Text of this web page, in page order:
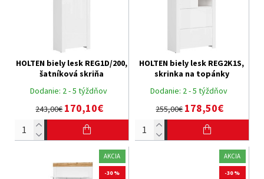
Dodanie: 2 - 5 týždňov
HOLTEN biely lesk REG1D/200,
šatníková skriňa
243,00€170,10€
Dodanie: 2 - 5 týždňov
HOLTEN biely lesk REG2K1S,
skrinka na topánky
255,00€178,50€
AKCIA
-30 %
AKCIA
-30 %